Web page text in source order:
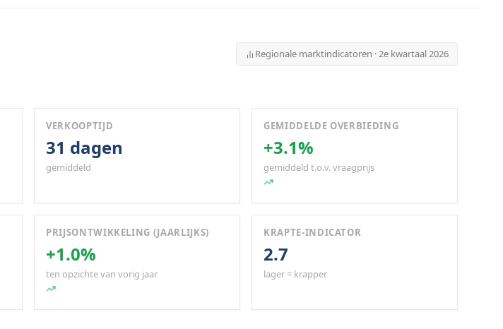
Regionale marktindicatoren · 2e kwartaal 2026
VERKOOPTIJD
31 dagen
gemiddeld
GEMIDDELDE OVERBIEDING
+3.1%
gemiddeld t.o.v. vraagprijs
PRIJSONTWIKKELING (JAARLIJKS)
+1.0%
ten opzichte van vorig jaar
KRAPTE-INDICATOR
2.7
lager = krapper